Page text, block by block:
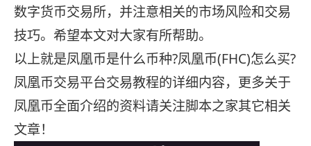
数字货币交易所，并注意相关的市场风险和交易
技巧。希望本文对大家有所帮助。
以上就是凤凰币是什么币种?凤凰币(FHC)怎么买?
凤凰币交易平台交易教程的详细内容，更多关于
凤凰币全面介绍的资料请关注脚本之家其它相关
文章！